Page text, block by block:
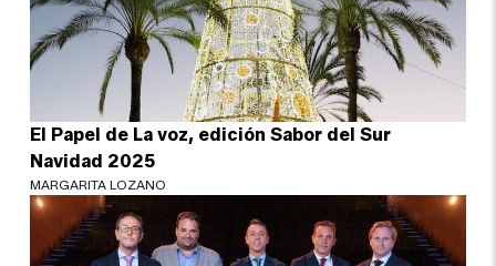
El Papel de La voz, edición Sabor del Sur
Navidad 2025
MARGARITA LOZANO